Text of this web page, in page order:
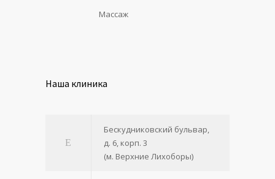
Массаж
Наша клиника
Бескудниковский бульвар,
д. 6, корп. 3
(м. Верхние Лихоборы)